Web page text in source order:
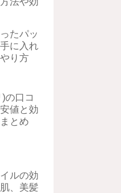
たパッ
に入れ
り方
の口コ
値と効
とめ
ルの効
、美髪